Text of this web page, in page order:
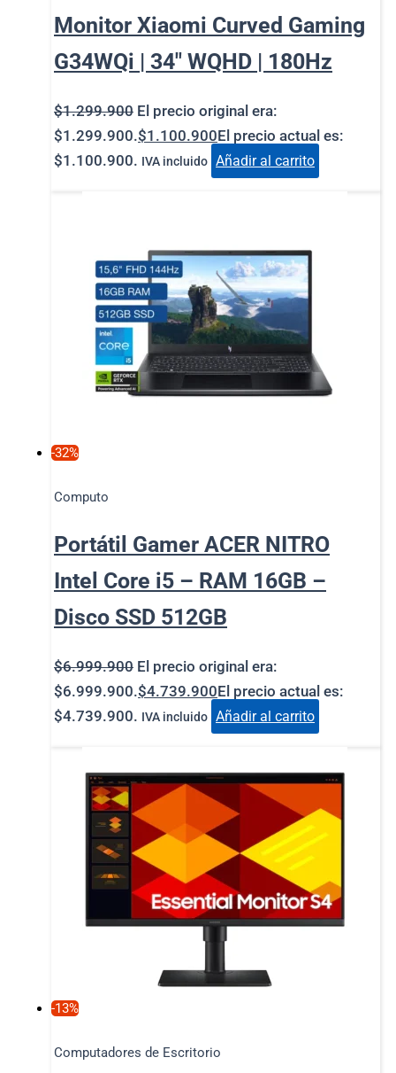
Monitor Xiaomi Curved Gaming
G34WQi | 34″ WQHD | 180Hz
$1.299.900 El precio original era:
$1.299.900.$1.100.900El precio actual es:
$1.100.900. IVA incluido Añadir al carrito
-32%
Computo
Portátil Gamer ACER NITRO
Intel Core i5 – RAM 16GB –
Disco SSD 512GB
$6.999.900 El precio original era:
$6.999.900.$4.739.900El precio actual es:
$4.739.900. IVA incluido Añadir al carrito
-13%
Computadores de Escritorio